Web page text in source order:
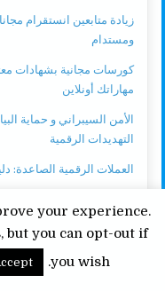
زيادة متابعين انستقرام
ومستدام
كورسات مجانية بشهادات
مهاراتك أونلاين
الأمن السيبراني و حماية
التهديدات الرقمية
العملات الرقمية الصاعدة:
الغيرة
الخيانة
Scroll to Top
your experience.
but you can opt-out if
you wish.